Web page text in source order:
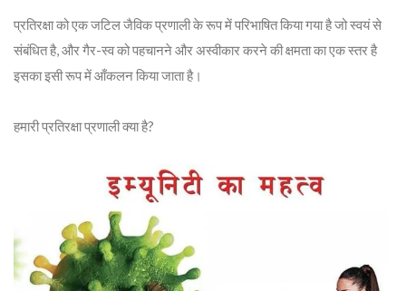
प्रतिरक्षा को एक जटिल जैविक प्रणाली के रूप में परिभाषित किया गया है जो स्वयं से
संबंधित है, और गैर-स्व को पहचानने और अस्वीकार करने की क्षमता का एक स्तर है
इसका इसी रूप में आँकलन किया जाता है।
हमारी प्रतिरक्षा प्रणाली क्या है?